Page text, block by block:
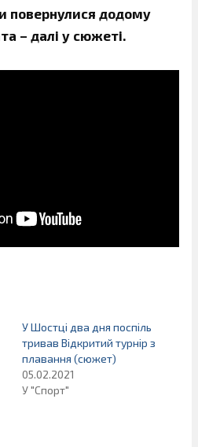
повернулися додому
– далі у сюжеті.
У Шостці два дня поспіль
тривав Відкритий турнір з
плавання (сюжет)
05.02.2021
У "Спорт"